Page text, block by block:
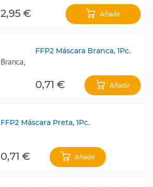
2,95 € Añadir
FFP2 Máscara Branca, 1Pc.
0,71 € Añadir
FFP2 Máscara Preta, 1Pc.
0,71 € Añadir